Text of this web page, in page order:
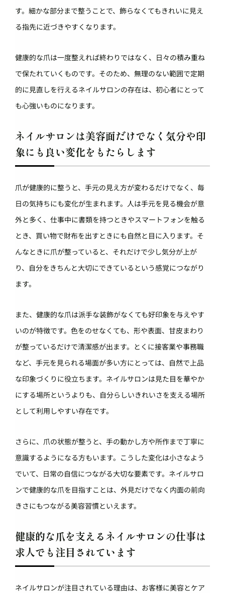
す。細かな部分まで整うことで、飾らなくてもきれいに見え
る指先に近づきやすくなります。
健康的な爪は一度整えれば終わりではなく、日々の積み重ね
で保たれていくものです。そのため、無理のない範囲で定期
的に見直しを行えるネイルサロンの存在は、初心者にとって
も心強いものになります。
ネイルサロンは美容面だけでなく気分や印
象にも良い変化をもたらします
爪が健康的に整うと、手元の見え方が変わるだけでなく、毎
日の気持ちにも変化が生まれます。人は手元を見る機会が意
外と多く、仕事中に書類を持つときやスマートフォンを触る
とき、買い物で財布を出すときにも自然と目に入ります。そ
んなときに爪が整っていると、それだけで少し気分が上が
り、自分をきちんと大切にできているという感覚につながり
ます。
また、健康的な爪は派手な装飾がなくても好印象を与えやす
いのが特徴です。色をのせなくても、形や表面、甘皮まわり
が整っているだけで清潔感が出ます。とくに接客業や事務職
など、手元を見られる場面が多い方にとっては、自然で上品
な印象づくりに役立ちます。ネイルサロンは見た目を華やか
にする場所というよりも、自分らしいきれいさを支える場所
として利用しやすい存在です。
さらに、爪の状態が整うと、手の動かし方や所作まで丁寧に
意識するようになる方もいます。こうした変化は小さなよう
でいて、日常の自信につながる大切な要素です。ネイルサロ
ンで健康的な爪を目指すことは、外見だけでなく内面の前向
きさにもつながる美容習慣といえます。
健康的な爪を支えるネイルサロンの仕事は
求人でも注目されています
ネイルサロンが注目されている理由は、お客様に美容とケア